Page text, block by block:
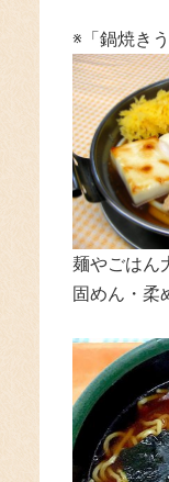
※「鍋焼き
麺やごはん
固めん・柔